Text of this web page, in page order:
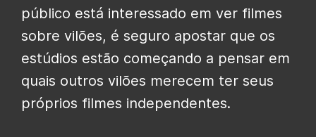
público está interessado em ver filmes
sobre vilões, é seguro apostar que os
estúdios estão começando a pensar em
quais outros vilões merecem ter seus
próprios filmes independentes.